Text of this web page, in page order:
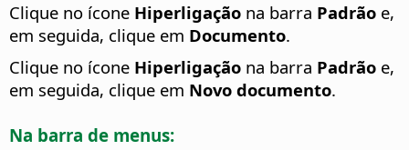
Clique no ícone Hiperligação na barra Padrão e,
em seguida, clique em Documento.
Clique no ícone Hiperligação na barra Padrão e,
em seguida, clique em Novo documento.
Na barra de menus: